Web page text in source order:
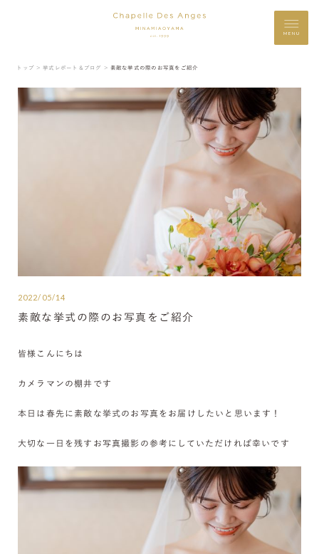
MENU
トップ ＞ 挙式レポート＆ブログ ＞ 素敵な挙式の際のお写真をご紹介
2022/05/14
素敵な挙式の際のお写真をご紹介
皆様こんにちは
カメラマンの棚井です
本日は春先に素敵な挙式のお写真をお届けしたいと思います！
大切な一日を残すお写真撮影の参考にしていただければ幸いです